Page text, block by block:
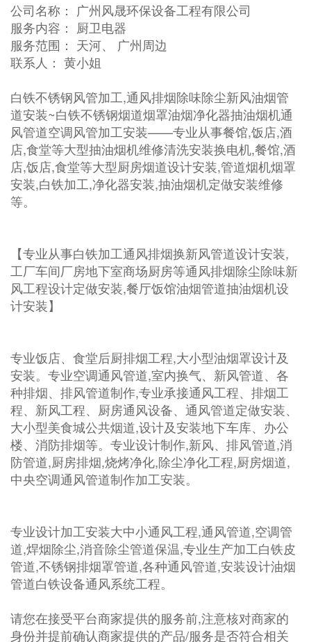
公司名称： 广州风晟环保设备工程有限公司
服务内容： 厨卫电器
服务范围： 天河、 广州周边
联系人： 黄小姐
白铁不锈钢风管加工,通风排烟除味除尘新风油烟管
道安装~白铁不锈钢烟道烟罩油烟净化器抽油烟机通
风管道空调风管加工安装——专业从事餐馆,饭店,酒
店,食堂等大型抽油烟机维修清洗安装换电机,餐馆,酒
店,饭店,食堂等大型厨房烟道设计安装,管道烟机烟罩
安装,白铁加工,净化器安装,抽油烟机定做安装维修
等。
【专业从事白铁加工通风排烟换新风管道设计安装,
工厂车间厂房地下室商场厨房等通风排烟除尘除味新
风工程设计定做安装,餐厅饭馆油烟管道抽油烟机设
计安装】
专业饭店、食堂后厨排烟工程,大小型油烟罩设计及
安装。专业空调通风管道,室内换气、新风管道、各
种排烟、排风管道制作,专业承接通风工程、排烟工
程、新风工程、厨房通风设备、通风管道定做安装、
大小型美食城公共烟道,设计及安装地下车库、办公
楼、消防排烟等。专业设计制作,新风、排风管道,消
防管道,厨房排烟,烧烤净化,除尘净化工程,厨房烟道,
中央空调通风管道制作加工安装。
专业设计加工安装大中小通风工程,通风管道,空调管
道,焊烟除尘,消音除尘管道保温,专业生产加工白铁皮
管道,不锈钢排烟罩管道,各种通风管道,安装设计油烟
管道白铁设备通风系统工程。
请您在接受平台商家提供的服务前,注意核对商家的
身份并提前确认商家提供的产品/服务是否符合相关